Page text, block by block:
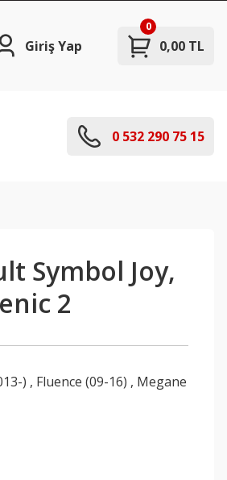
Giriş Yap 0,00 TL
0
0 532 290 75 15
Symbol Joy,
2
) , Fluence (09-16) , Megane